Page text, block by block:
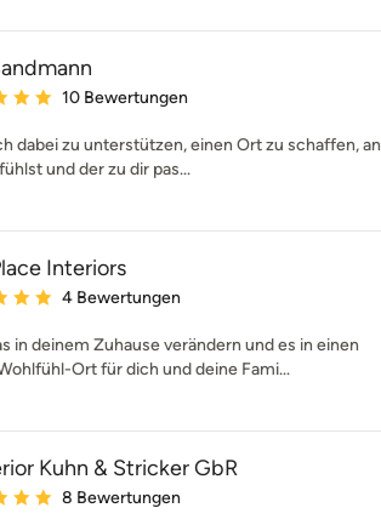
Bewertung: 5 von 5 Sternen
10 Bewertungen
dabei zu unterstützen, einen Ort zu schaffen, an
und der zu dir pas...
Interiors
Bewertung: 5 von 5 Sternen
4 Bewertungen
in deinem Zuhause verändern und es in einen
Ort für dich und deine Fami...
Kuhn & Stricker GbR
Bewertung: 5 von 5 Sternen
8 Bewertungen